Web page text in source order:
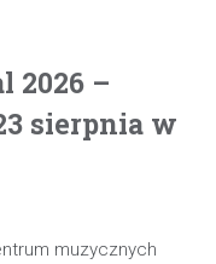
2026 –
sierpnia w
muzycznych